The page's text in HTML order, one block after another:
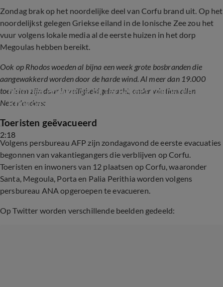
Zondag brak op het noordelijke deel van Corfu brand uit. Op het
noordelijkst gelegen Griekse eiland in de Ionische Zee zou het
vuur volgens lokale media al de eerste huizen in het dorp
Megoulas hebben bereikt.
Ook op Rhodos woeden al bijna een week grote bosbranden die
aangewakkerd worden door de harde wind. Al meer dan 19.000
toeristen zijn daar in veiligheid gebracht, onder wie tientallen
Nederlanders:
2:18
Emoties en woede bij terugkeer toeristen uit
Rhodos: 'Corendon heeft met ons leven
Toeristen geëvacueerd
Volgens persbureau AFP zijn zondagavond de eerste evacuaties
begonnen van vakantiegangers die verblijven op Corfu.
Toeristen en inwoners van 12 plaatsen op Corfu, waaronder
Santa, Megoula, Porta en Palia Perithia worden volgens
persbureau ANA opgeroepen te evacueren.
Op Twitter worden verschillende beelden gedeeld: